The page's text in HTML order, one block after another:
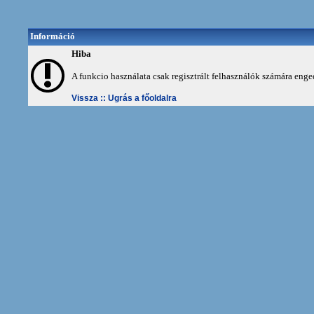
Információ
Hiba
A funkcio használata csak regisztrált felhasználók számára
Vissza :: Ugrás a főoldalra